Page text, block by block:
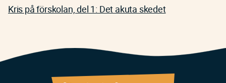
Kris på förskolan, del 1: Det akuta skedet